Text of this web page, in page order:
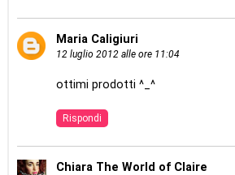
Maria Caligiuri
12 luglio 2012 alle ore 11:04
ottimi prodotti ^_^
Rispondi
Chiara The World of Claire